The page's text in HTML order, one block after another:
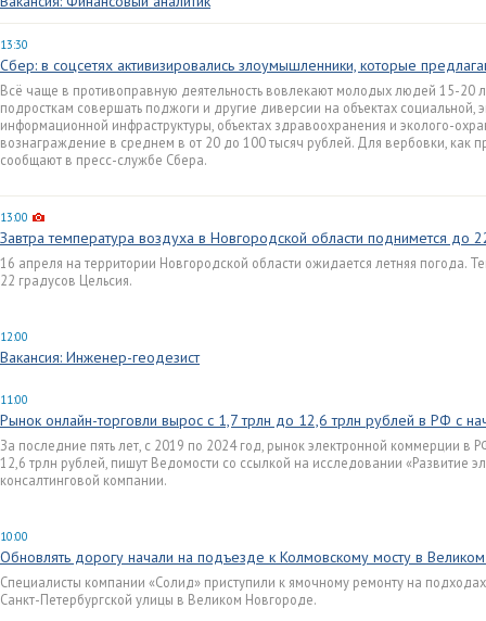
13:30
Сбер: в соцсетях активизировались злоумышленники, которые
Всё чаще в противоправную деятельность вовлекают молодых людей 15-20
подросткам совершать поджоги и другие диверсии на объектах социальной,
информационной инфраструктуры, объектах здравоохранения и эколого-
вознаграждение в среднем в от 20 до 100 тысяч рублей. Для вербовки, как
сообщают в пресс-службе Сбера.
13:00
Завтра температура воздуха в Новгородской области поднимется до
16 апреля на территории Новгородской области ожидается летняя погода.
22 градусов Цельсия.
12:00
Вакансия: Инженер-геодезист
11:00
Рынок онлайн-торговли вырос с 1,7 трлн до 12,6 трлн рублей в РФ с
За последние пять лет, с 2019 по 2024 год, рынок электронной коммерции в
12,6 трлн рублей, пишут Ведомости со ссылкой на исследовании «Развитие
консалтинговой компании.
10:00
Обновлять дорогу начали на подъезде к Колмовскому мосту в
Специалисты компании «Солид» приступили к ямочному ремонту на
Санкт-Петербургской улицы в Великом Новгороде.